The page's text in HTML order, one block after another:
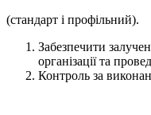
(стандарт і профільний).
Забезпечити
організації та
Контроль за